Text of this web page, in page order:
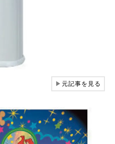
▶元記事を見る